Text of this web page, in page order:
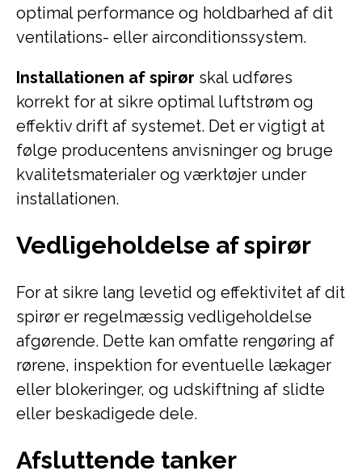
optimal performance og holdbarhed af dit
ventilations- eller airconditionssystem.
Installationen af spirør skal udføres
korrekt for at sikre optimal luftstrøm og
effektiv drift af systemet. Det er vigtigt at
følge producentens anvisninger og bruge
kvalitetsmaterialer og værktøjer under
installationen.
Vedligeholdelse af spirør
For at sikre lang levetid og effektivitet af dit
spirør er regelmæssig vedligeholdelse
afgørende. Dette kan omfatte rengøring af
rørene, inspektion for eventuelle lækager
eller blokeringer, og udskiftning af slidte
eller beskadigede dele.
Afsluttende tanker